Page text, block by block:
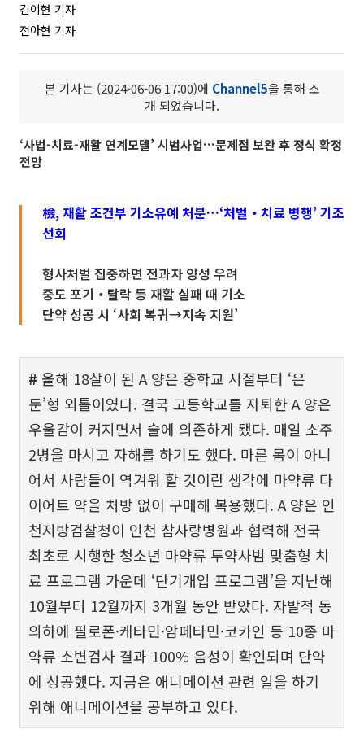
김이현 기자
전아현 기자
본 기사는 (2024-06-06 17:00)에 Channel5을 통해 소
개 되었습니다.
‘사법-치료-재활 연계모델’ 시범사업…문제점 보완 후 정식 확정
전망
檢, 재활 조건부 기소유예 처분…‘처벌‧치료 병행’ 기조
선회
형사처벌 집중하면 전과자 양성 우려
중도 포기‧탈락 등 재활 실패 때 기소
단약 성공 시 ‘사회 복귀→지속 지원’
# 올해 18살이 된 A 양은 중학교 시절부터 ‘은
둔’형 외톨이였다. 결국 고등학교를 자퇴한 A 양은
우울감이 커지면서 술에 의존하게 됐다. 매일 소주
2병을 마시고 자해를 하기도 했다. 마른 몸이 아니
어서 사람들이 역겨워 할 것이란 생각에 마약류 다
이어트 약을 처방 없이 구매해 복용했다. A 양은 인
천지방검찰청이 인천 참사랑병원과 협력해 전국
최초로 시행한 청소년 마약류 투약사범 맞춤형 치
료 프로그램 가운데 ‘단기개입 프로그램’을 지난해
10월부터 12월까지 3개월 동안 받았다. 자발적 동
의하에 필로폰·케타민·암페타민·코카인 등 10종 마
약류 소변검사 결과 100% 음성이 확인되며 단약
에 성공했다. 지금은 애니메이션 관련 일을 하기
위해 애니메이션을 공부하고 있다.